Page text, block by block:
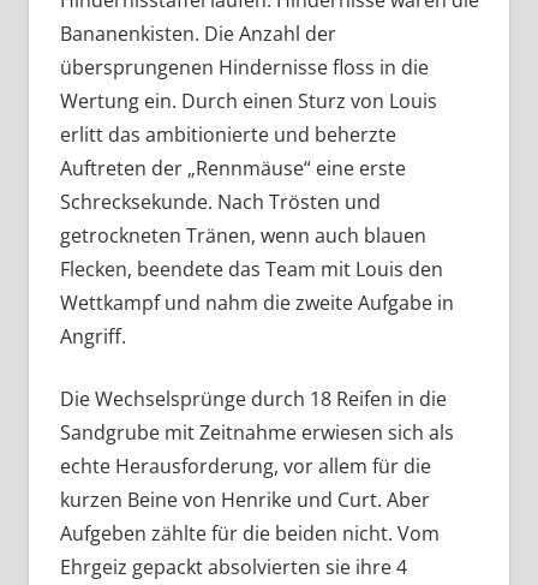
Bananenkisten. Die Anzahl der
übersprungenen Hindernisse floss in die
Wertung ein. Durch einen Sturz von Louis
erlitt das ambitionierte und beherzte
Auftreten der „Rennmäuse“ eine erste
Schrecksekunde. Nach Trösten und
getrockneten Tränen, wenn auch blauen
Flecken, beendete das Team mit Louis den
Wettkampf und nahm die zweite Aufgabe in
Angriff.
Die Wechselsprünge durch 18 Reifen in die
Sandgrube mit Zeitnahme erwiesen sich als
echte Herausforderung, vor allem für die
kurzen Beine von Henrike und Curt. Aber
Aufgeben zählte für die beiden nicht. Vom
Ehrgeiz gepackt absolvierten sie ihre 4